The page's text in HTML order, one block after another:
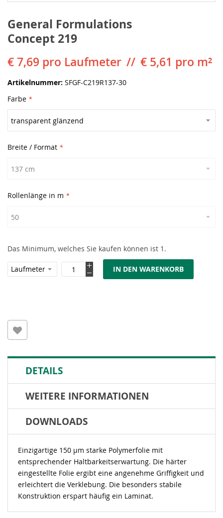
General Formulations
Concept 219
€ 7,69 pro Laufmeter € 5,61 pro m²
Artikelnummer SFGF-C219R137-30
Farbe
Breite / Format
Rollenlänge in m
Das Minimum, welches Sie kaufen können ist 1.
IN DEN WARENKORB
DETAILS
WEITERE INFORMATIONEN
DOWNLOADS
Einzigartige 150 µm starke Polymerfolie mit
entsprechender Haltbarkeitserwartung. Die härter
eingestellte Folie ergibt eine angenehme Griffigkeit und
erleichtert die Verklebung. Die besonders stabile
Konstruktion erspart häufig ein Laminat.